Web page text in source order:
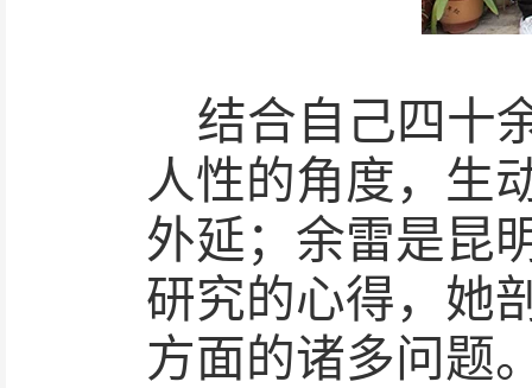
结合自己四十
人性的角度，生
外延；余雷是昆
研究的心得，她
方面的诸多问题